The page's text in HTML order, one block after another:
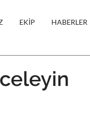
EKİP HABERLER